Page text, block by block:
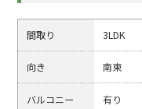
間取り 3LDK
向き 南東
バルコニー 有り